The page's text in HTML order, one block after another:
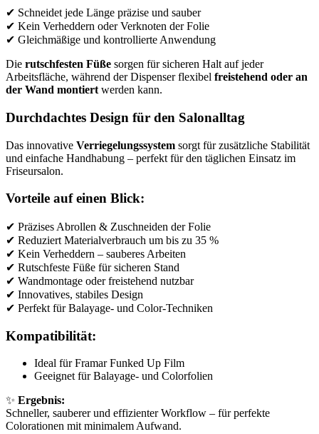
✔ Schneidet jede Länge präzise und sauber
✔ Kein Verheddern oder Verknoten der Folie
✔ Gleichmäßige und kontrollierte Anwendung
Die rutschfesten Füße sorgen für sicheren Halt auf jeder
Arbeitsfläche, während der Dispenser flexibel freistehend oder an
der Wand montiert werden kann.
Durchdachtes Design für den Salonalltag
Das innovative Verriegelungssystem sorgt für zusätzliche Stabilität
und einfache Handhabung – perfekt für den täglichen Einsatz im
Friseursalon.
Vorteile auf einen Blick:
✔ Präzises Abrollen & Zuschneiden der Folie
✔ Reduziert Materialverbrauch um bis zu 35 %
✔ Kein Verheddern – sauberes Arbeiten
✔ Rutschfeste Füße für sicheren Stand
✔ Wandmontage oder freistehend nutzbar
✔ Innovatives, stabiles Design
✔ Perfekt für Balayage- und Color-Techniken
Kompatibilität:
Ideal für Framar Funked Up Film
Geeignet für Balayage- und Colorfolien
✨ Ergebnis:
Schneller, sauberer und effizienter Workflow – für perfekte
Colorationen mit minimalem Aufwand.